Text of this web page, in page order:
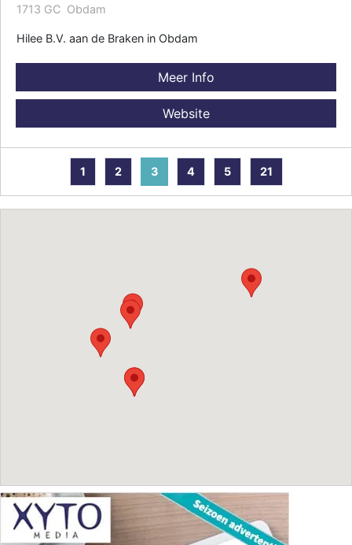
1713 GC Obdam
Hilee B.V. aan de Braken in Obdam
Meer Info
Website
1 2 3 4 5 21